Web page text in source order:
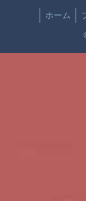
ホーム